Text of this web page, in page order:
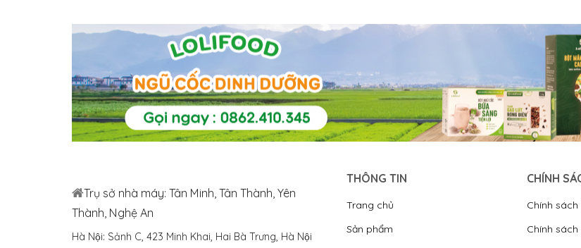
Trụ sở nhà máy: Tân Minh, Tân Thành, Yên
Thành, Nghệ An
Hà Nội: Sảnh C, 423 Minh Khai, Hai Bà Trưng, Hà Nội
THÔNG TIN
Trang chủ
Sản phẩm
CHÍNH
Chính sách
Chính